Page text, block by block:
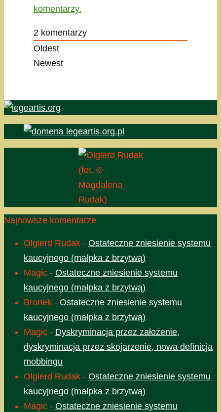
komentarzy.
2 komentarzy
Oldest
Newest
(fot. ©
Magdalena
Rudak)
Najnowsze komentarze
Olgierd Rudak - Ostateczne zniesienie systemu
kaucyjnego (małpka z brzytwą)
Magic - Ostateczne zniesienie systemu
kaucyjnego (małpka z brzytwą)
Bronek - Ostateczne zniesienie systemu
kaucyjnego (małpka z brzytwą)
Magic - Dyskryminacja przez założenie,
dyskryminacja przez skojarzenie, nowa definicja
mobbingu
Olgierd Rudak - Ostateczne zniesienie systemu
kaucyjnego (małpka z brzytwą)
Magic - Ostateczne zniesienie systemu